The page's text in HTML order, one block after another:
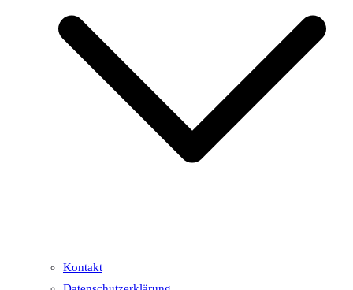
Kontakt